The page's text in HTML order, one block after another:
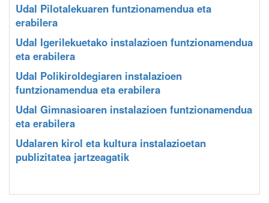
Udal Pilotalekuaren funtzionamendua eta
erabilera
Udal Igerilekuetako instalazioen funtzionamendua
eta erabilera
Udal Polikiroldegiaren instalazioen
funtzionamendua eta erabilera
Udal Gimnasioaren instalazioen funtzionamendua
eta erabilera
Udalaren kirol eta kultura instalazioetan
publizitatea jartzeagatik